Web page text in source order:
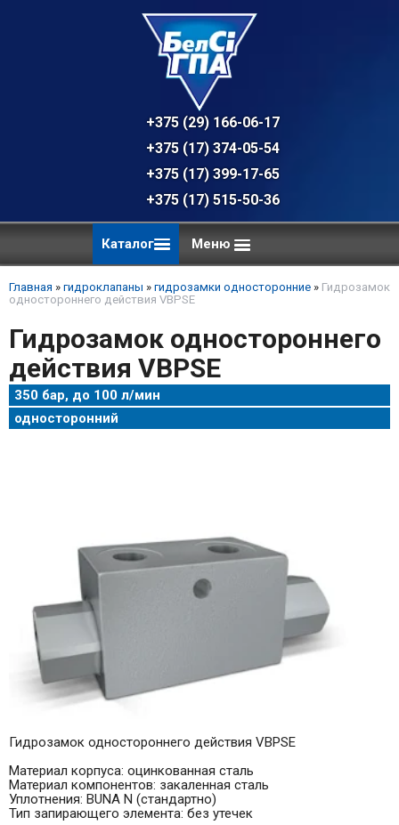
+375 (29) 166-06-17 - техническая
+375 (17) 374-05-54 - общий отдел,
+375 (17) 399-17-65
+375 (17) 515-50-36
Каталог Меню
Главная » гидроклапаны » гидрозамки односторонние » Гидрозамок
одностороннего действия VBPSE
Гидрозамок одностороннего
действия VBPSE
350 бар, до 100 л/мин
односторонний
Гидрозамок одностороннего действия VBPSE
Материал корпуса: оцинкованная сталь
Материал компонентов: закаленная сталь
Уплотнения: BUNA N (стандартно)
Тип запирающего элемента: без утечек